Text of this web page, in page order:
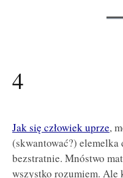
4
Jak się człowiek uprze,
(skwantować?)
bezstratnie. Mnóstwo
wszystko rozumiem. Ale